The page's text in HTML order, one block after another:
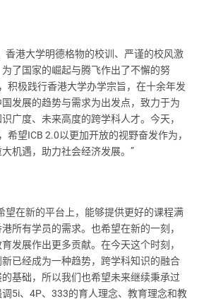
香港大学明德格物的校训、严谨的校风激
了国家的崛起与腾飞作出了不懈的努
积极践行香港大学办学宗旨，在十余年发
发展的趋势与需求为出发点，致力于为
广度、未来高度的跨学科人才。今天，
希望ICB 2.0以更加开放的视野奋发作为，
机遇，助力社会经济发展。”
望在新的平台上，能够提供更好的课程满
所有学员的需求。也希望在新的一刻，
发展作出更多贡献。在今天这个时刻，
已经成为一种趋势，跨学科知识的融合
基础，所以我们也希望未来继续秉承过
5i、4P、333的育人理念、教育理念和教